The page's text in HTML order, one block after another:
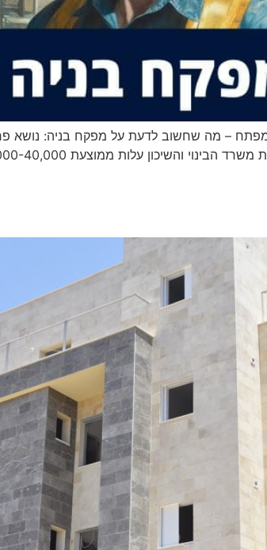
המדריך המלא לבחירה והתקשרות 2025 נקודות מפתח – מה שחשוב